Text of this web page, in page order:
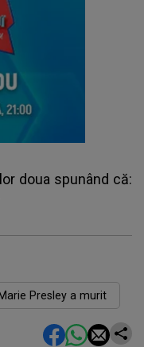
doua spunând că:
Presley a murit